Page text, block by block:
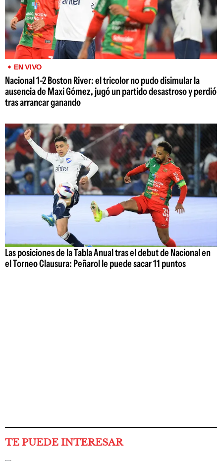
EN VIVO
Nacional 1-2 Boston River: el tricolor no pudo disimular la
ausencia de Maxi Gómez, jugó un partido desastroso y perdió
tras arrancar ganando
Las posiciones de la Tabla Anual tras el debut de Nacional en
el Torneo Clausura: Peñarol le puede sacar 11 puntos
TE PUEDE INTERESAR